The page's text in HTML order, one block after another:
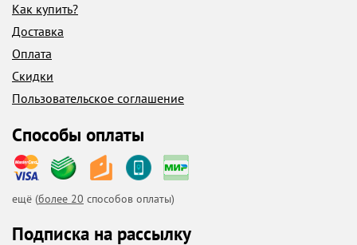
Как купить?
Доставка
Оплата
Скидки
Пользовательское соглашение
Способы оплаты
ещё (более 20 способов оплаты)
Подписка на рассылку